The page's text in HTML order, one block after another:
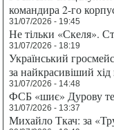
командира 2-го
31/07/2026 - 19:45
Не тільки «Скеля».
31/07/2026 - 18:19
Український
за найкрасивіший
31/07/2026 - 14:48
ФСБ «шиє» Дурову
31/07/2026 - 13:37
Михайло Ткач: за